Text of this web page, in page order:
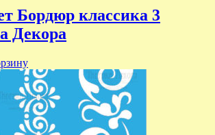
Бордюр классика 3
Декора